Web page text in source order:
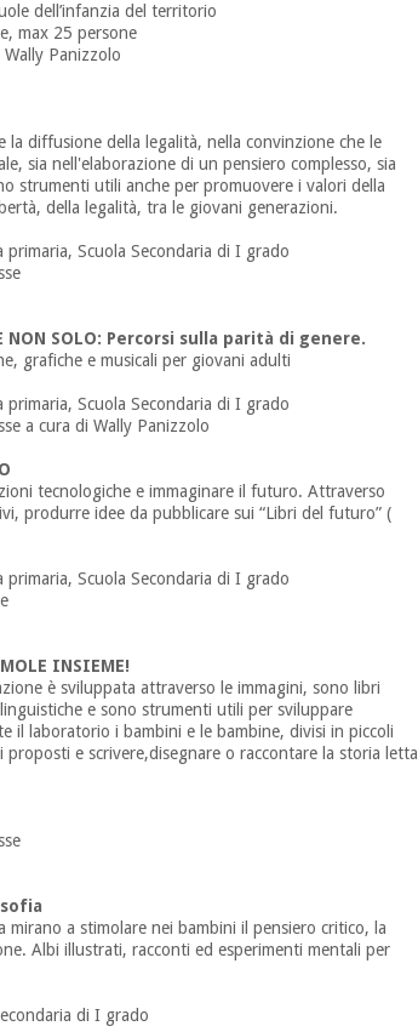
dell’infanzia del territorio
max 25 persone
Panizzolo
la diffusione della legalità, nella convinzione che le
sia nell'elaborazione di un pensiero complesso, sia
strumenti utili anche per promuovere i valori della
della legalità, tra le giovani generazioni.
primaria, Scuola Secondaria di I grado
NON SOLO: Percorsi sulla parità di genere.
grafiche e musicali per giovani adulti
primaria, Scuola Secondaria di I grado
a cura di Wally Panizzolo
tecnologiche e immaginare il futuro. Attraverso
produrre idee da pubblicare sui “Libri del futuro” (
primaria, Scuola Secondaria di I grado
INSIEME!
è sviluppata attraverso le immagini, sono libri
e sono strumenti utili per sviluppare
il laboratorio i bambini e le bambine, divisi in piccoli
e scrivere,disegnare o raccontare la storia letta
mirano a stimolare nei bambini il pensiero critico, la
Albi illustrati, racconti ed esperimenti mentali per
di I grado